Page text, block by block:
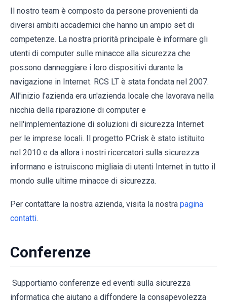
Il nostro team è composto da persone provenienti da
diversi ambiti accademici che hanno un ampio set di
competenze. La nostra priorità principale è informare gli
utenti di computer sulle minacce alla sicurezza che
possono danneggiare i loro dispositivi durante la
navigazione in Internet. RCS LT è stata fondata nel 2007.
All'inizio l'azienda era un'azienda locale che lavorava nella
nicchia della riparazione di computer e
nell'implementazione di soluzioni di sicurezza Internet
per le imprese locali. Il progetto PCrisk è stato istituito
nel 2010 e da allora i nostri ricercatori sulla sicurezza
informano e istruiscono migliaia di utenti Internet in tutto il
mondo sulle ultime minacce di sicurezza.
Per contattare la nostra azienda, visita la nostra pagina
contatti.
Conferenze
Supportiamo conferenze ed eventi sulla sicurezza
informatica che aiutano a diffondere la consapevolezza